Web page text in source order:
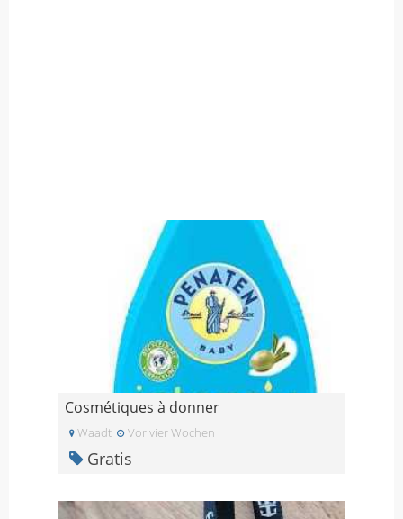
Cosmétiques à donner
Waadt Vor vier Wochen
Gratis